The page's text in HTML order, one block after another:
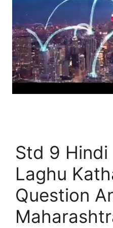
Std 9
Laghu
Question